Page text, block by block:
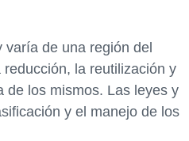
de una región del
la reutilización y
de los mismos. Las leyes y
y el manejo de los